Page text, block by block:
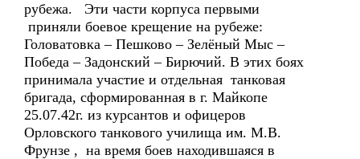
рубежа. Эти части корпуса первыми
приняли боевое крещение на рубеже:
Головатовка – Пешково – Зелёный Мыс –
Победа – Задонский – Бирючий. В этих боях
принимала участие и отдельная танковая
бригада, сформированная в г. Майкопе
25.07.42г. из курсантов и офицеров
Орловского танкового училища им. М.В.
Фрунзе , на время боев находившаяся в